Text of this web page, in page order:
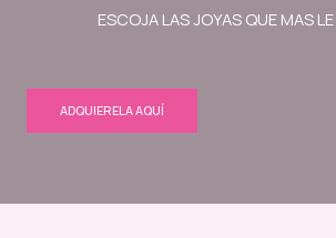
ESCOJA LAS JOYAS QUE MAS
ADQUIERELA AQUÍ